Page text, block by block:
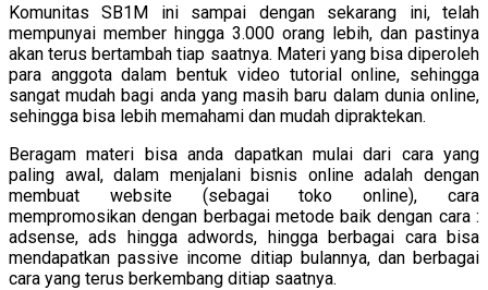
Komunitas SB1M ini sampai dengan sekarang ini, telah
mempunyai member hingga 3.000 orang lebih, dan pastinya
akan terus bertambah tiap saatnya. Materi yang bisa diperoleh
para anggota dalam bentuk video tutorial online, sehingga
sangat mudah bagi anda yang masih baru dalam dunia online,
sehingga bisa lebih memahami dan mudah dipraktekan.
Beragam materi bisa anda dapatkan mulai dari cara yang
paling awal, dalam menjalani bisnis online adalah dengan
membuat website (sebagai toko online), cara
mempromosikan dengan berbagai metode baik dengan cara :
adsense, ads hingga adwords, hingga berbagai cara bisa
mendapatkan passive income ditiap bulannya, dan berbagai
cara yang terus berkembang ditiap saatnya.